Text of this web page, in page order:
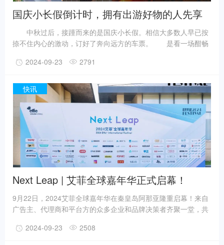
国庆小长假倒计时，拥有出游好物的人先享
受假期
中秋过后，接踵而来的是国庆小长假。相信大多数人早已按
捺不住内心的激动，订好了奔向远方的车票。 是看一场酣畅
的大自然，还是去品尝早已收藏好的美食餐厅？ 不管怎样，
游好物！这个假期，要万事俱备。
2024-09-23 2791
快讯
Next Leap | 艾菲全球嘉年华正式启幕！
9月22日，2024艾菲全球嘉年华在秦皇岛阿那亚隆重启幕！来自
广告主、代理商和平台方的众多企业和品牌决策者齐聚一堂，共
全球嘉年华融合“赛、论、宴、交、秀、集”等多样化板块，行业
2024-09-23 2508